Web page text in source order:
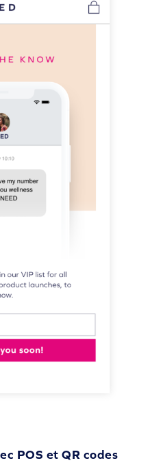
POS et QR codes